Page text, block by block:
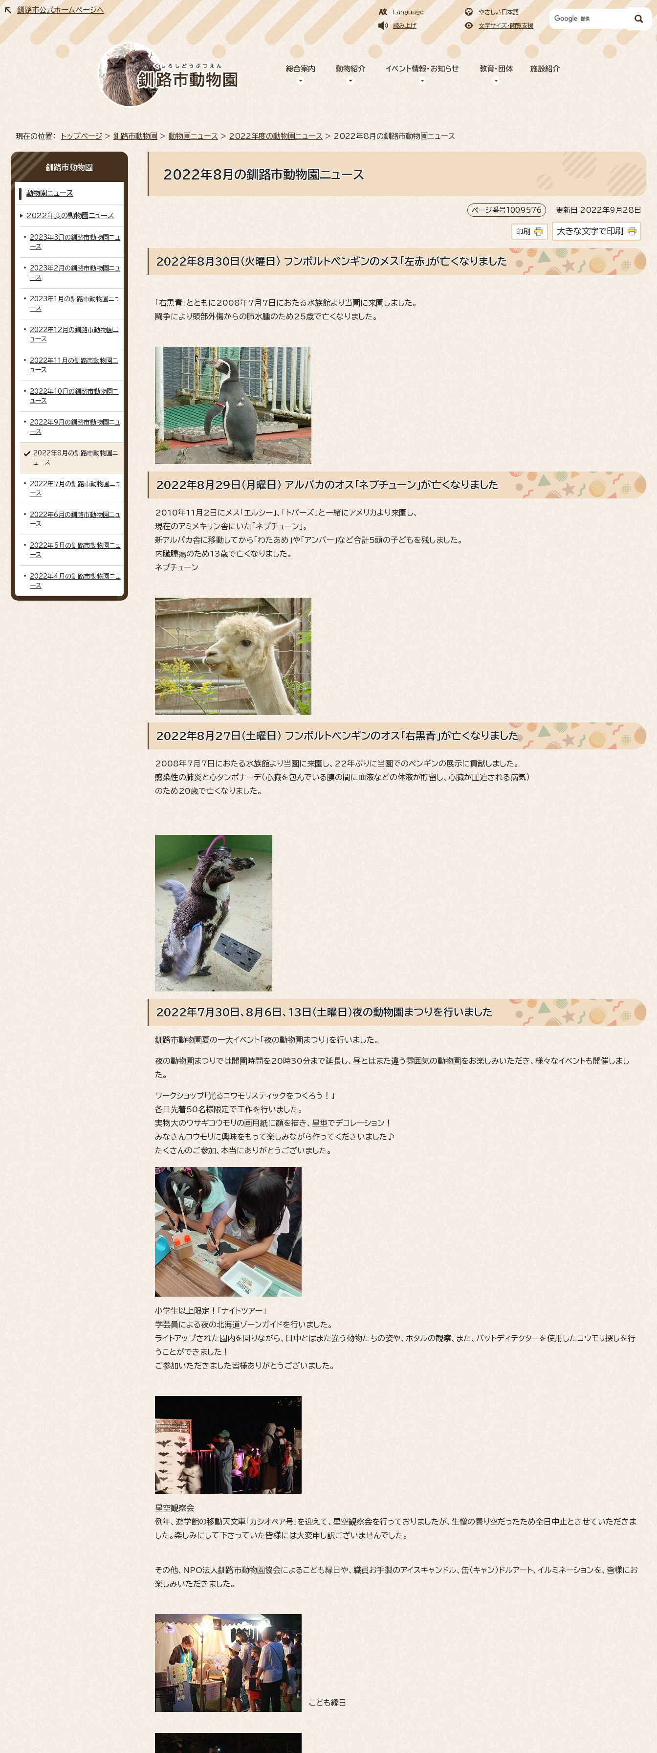
総合案内 動物紹介 イベント情報・お知らせ 教育・団体 施設紹介
Language やさしい日本語
読み上げ 文字サイズ・閲覧支援
釧路市公式ホームページへ
現在の位置： トップページ > 釧路市動物園 > 動物園ニュース > 2022年度の動物園ニュース > 2022年8月の釧路市動物園ニュース
2022年8月の釧路市動物園ニュース
ページ番号1009576 更新日 2022年9月28日
印刷 大きな文字で印刷
2022年8月30日（火曜日） フンボルトペンギンのメス「左赤」が亡くなりました
「右黒青」とともに2008年7月7日におたる水族館より当園に来園しました。
闘争により頭部外傷からの肺水腫のため25歳で亡くなりました。
2022年8月29日（月曜日） アルパカのオス「ネプチューン」が亡くなりました
2010年11月2日にメス「エルシー」、「トパーズ」と一緒にアメリカより来園し、
現在のアミメキリン舎にいた「ネプチューン」。
新アルパカ舎に移動してから「わたあめ」や「アンバー」など合計5頭の子どもを残しました。
内臓腫瘍のため13歳で亡くなりました。
ネプチューン
2022年8月27日（土曜日） フンボルトペンギンのオス「右黒青」が亡くなりました
2008年7月7日におたる水族館より当園に来園し、22年ぶりに当園でのペンギンの展示に貢献しました。
感染性の肺炎と心タンポナーデ（心臓を包んでいる膜の間に血液などの体液が貯留し、心臓が圧迫される病気）
のため20歳で亡くなりました。
2022年7月30日、8月6日、13日（土曜日）夜の動物園まつりを行いました
釧路市動物園夏の一大イベント「夜の動物園まつり」を行いました。
夜の動物園まつりでは開園時間を20時30分まで延長し、昼とはまた違う雰囲気の動物園をお楽しみいただき、様々なイベントも開催しまし
た。
ワークショップ「光るコウモリスティックをつくろう！」
各日先着50名様限定で工作を行いました。
実物大のウサギコウモリの画用紙に顔を描き、星型でデコレーション！
みなさんコウモリに興味をもって楽しみながら作ってくださいました♪
たくさんのご参加、本当にありがとうございました。
小学生以上限定！「ナイトツアー」
学芸員による夜の北海道ゾーンガイドを行いました。
ライトアップされた園内を回りながら、日中とはまた違う動物たちの姿や、ホタルの観察、また、バットディテクターを使用したコウモリ探しを行
うことができました！
ご参加いただきました皆様ありがとうございました。
星空観察会
例年、遊学館の移動天文車「カシオペア号」を迎えて、星空観察会を行っておりましたが、生憎の曇り空だったため全日中止とさせていただきま
した。楽しみにして下さっていた皆様には大変申し訳ございませんでした。
その他、NPO法人釧路市動物園協会によるこども縁日や、職員お手製のアイスキャンドル、缶（キャン）ドルアート、イルミネーションを、皆様にお
楽しみいただきました。
こども縁日
釧路市動物園
動物園ニュース
2022年度の動物園ニュース
2023年3月の釧路市動物園ニュ
ース
2023年2月の釧路市動物園ニュ
ース
2023年1月の釧路市動物園ニュ
ース
2022年12月の釧路市動物園ニ
ュース
2022年11月の釧路市動物園ニ
ュース
2022年10月の釧路市動物園ニ
ュース
2022年9月の釧路市動物園ニュ
ース
2022年8月の釧路市動物園ニ
ュース
2022年7月の釧路市動物園ニュ
ース
2022年6月の釧路市動物園ニュ
ース
2022年5月の釧路市動物園ニュ
ース
2022年4月の釧路市動物園ニュ
ース